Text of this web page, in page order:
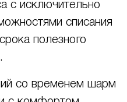
с исключительно
списания
полезного
со временем шарм